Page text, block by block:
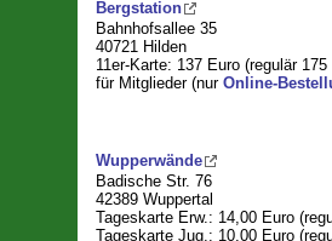
Bergstation
Bahnhofsallee 35
40721 Hilden
11er-Karte: 137 Euro (regulär 175
für Mitglieder (nur Online-
Wupperwände
Badische Str. 76
42389 Wuppertal
Tageskarte Erw.: 14,00 Euro
Tageskarte Jug.: 10,00 Euro